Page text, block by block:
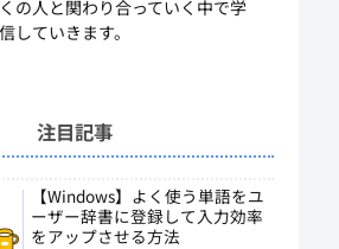
の人と関わり合っていく中で学
していきます。
注目記事
【Windows】よく使う単語をユ
ーザー辞書に登録して入力効率
をアップさせる方法